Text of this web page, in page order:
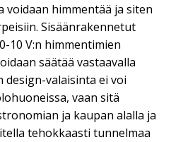
himmentää ja siten
Sisäänrakennetut
10 V:n himmentimien
säätää vastaavalla
design-valaisinta ei voi
vaan sitä
ja kaupan alalla ja
tehokkaasti tunnelmaa